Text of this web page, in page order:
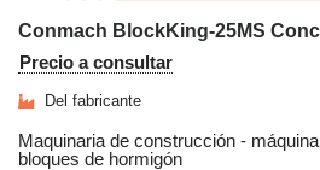
Precio a consultar
Del fabricante
Maquinaria de construcción -
bloques de hormigón